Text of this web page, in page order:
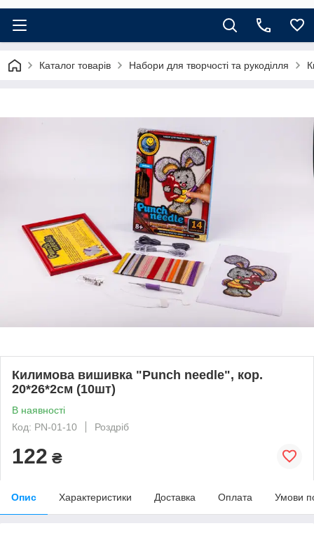
Каталог товарів Набори для творчості та рукоділля
Килимова вишивка "Punch needle", кор.
20*26*2см (10шт)
В наявності
Код: PN-01-10
Роздріб
122 ₴
Опис Характеристики Доставка Оплата Умови